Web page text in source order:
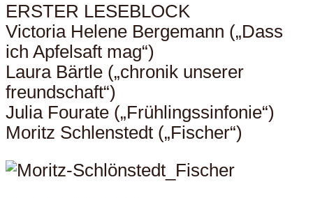
ERSTER LESEBLOCK
Victoria Helene Bergemann („Dass
ich Apfelsaft mag“)
Laura Bärtle („chronik unserer
freundschaft“)
Julia Fourate („Frühlingssinfonie“)
Moritz Schlenstedt („Fischer“)